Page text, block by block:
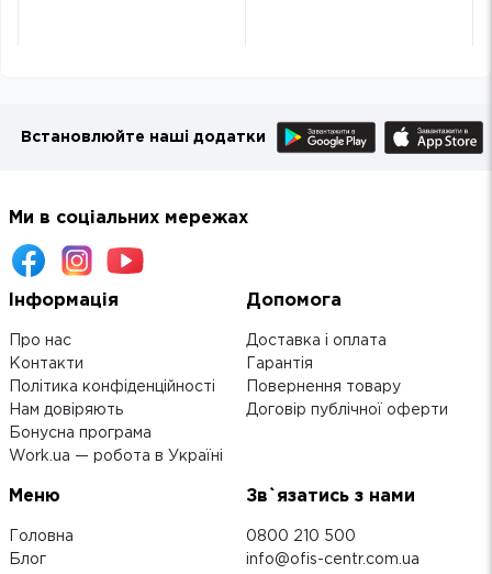
Встановлюйте наші додатки
Ми в соціальних мережах
Інформація
Про нас
Контакти
Політика конфіденційності
Нам довіряють
Бонусна програма
Work.ua — робота в Україні
Допомога
Доставка і оплата
Гарантія
Повернення товару
Договір публічної оферти
Меню
Головна
Блог
Зв`язатись з нами
0800 210 500
info@ofis-centr.com.ua